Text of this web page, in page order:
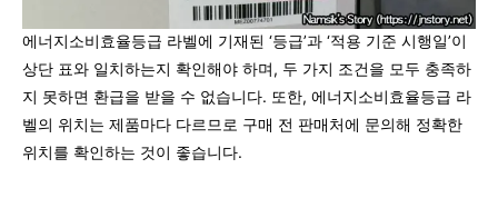
에너지소비효율등급 라벨에 기재된 ‘등급’과 ‘적용 기준 시행일’이
상단 표와 일치하는지 확인해야 하며, 두 가지 조건을 모두 충족하
지 못하면 환급을 받을 수 없습니다. 또한, 에너지소비효율등급 라
벨의 위치는 제품마다 다르므로 구매 전 판매처에 문의해 정확한
위치를 확인하는 것이 좋습니다.